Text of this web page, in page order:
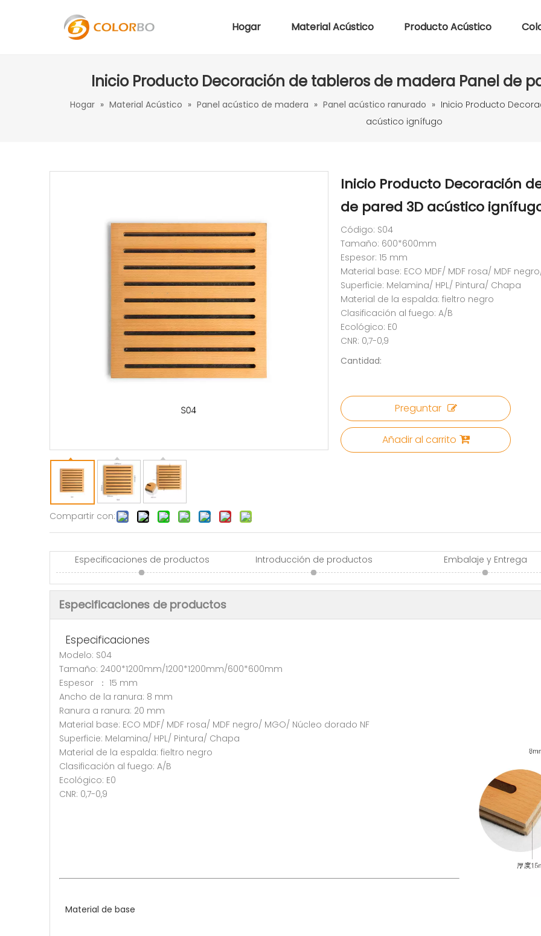
Hogar Material Acústico Producto Acústico
Inicio Producto Decoración de tableros de madera Panel de
Hogar » Material Acústico » Panel acústico de madera » Panel acústico ranurado » Inicio Producto
acústico ignífugo
Compartir con:
Inicio Producto Decoración
de pared 3D acústico
Código: S04
Tamaño: 600*600mm
Espesor: 15 mm
Material base: ECO MDF/ MDF rosa/ MDF
Superficie: Melamina/ HPL/ Pintura/ Chapa
Material de la espalda: fieltro negro
Clasificación al fuego: A/B
Ecológico: E0
CNR: 0,7-0,9
Cantidad:
Preguntar
Añadir al carrito
Especificaciones de productos Introducción de productos Embalaje y Entrega
Especificaciones de productos
Especificaciones
Modelo: S04
Tamaño: 2400*1200mm/1200*1200mm/600*600mm
Espesor ： 15 mm
Ancho de la ranura: 8 mm
Ranura a ranura: 20 mm
Material base: ECO MDF/ MDF rosa/ MDF negro/ MGO/ Núcleo dorado NF
Superficie: Melamina/ HPL/ Pintura/ Chapa
Material de la espalda: fieltro negro
Clasificación al fuego: A/B
Ecológico: E0
CNR: 0,7-0,9
Material de base